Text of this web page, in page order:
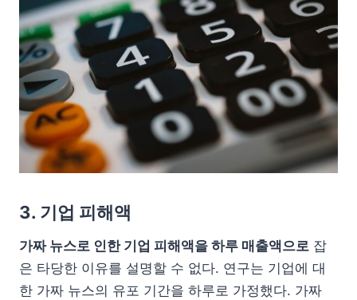
3. 기업 피해액
가짜 뉴스로 인한 기업 피해액을 하루 매출액으로 잡
은 타당한 이유를 설명할 수 없다. 연구는 기업에 대
한 가짜 뉴스의 유포 기간을 하루로 가정했다. 가짜